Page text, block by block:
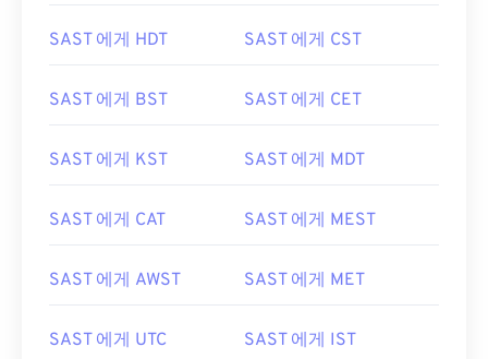
SAST 에게 HDT SAST 에게 CST
SAST 에게 BST SAST 에게 CET
SAST 에게 KST SAST 에게 MDT
SAST 에게 CAT SAST 에게 MEST
SAST 에게 AWST SAST 에게 MET
SAST 에게 UTC SAST 에게 IST